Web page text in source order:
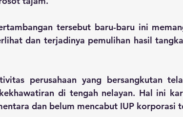
tersebut baru-baru ini
dan terjadinya pemulihan hasil
perusahaan yang bersangkutan
di tengah nelayan. Hal ini
dan belum mencabut IUP korporasi